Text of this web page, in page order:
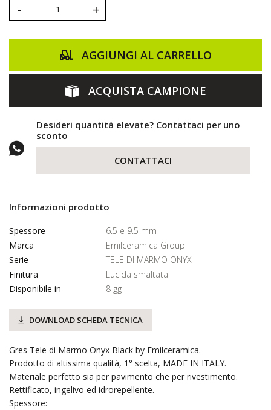
- +
AGGIUNGI AL CARRELLO
ACQUISTA CAMPIONE
Desideri quantità elevate? Contattaci per uno
sconto
CONTATTACI
Informazioni prodotto
Spessore
6.5 e 9.5 mm
Marca
Emilceramica Group
Serie
TELE DI MARMO ONYX
Finitura
Lucida smaltata
Disponibile in
8 gg
DOWNLOAD SCHEDA TECNICA
Gres Tele di Marmo Onyx Black by Emilceramica.
Prodotto di altissima qualità, 1° scelta, MADE IN ITALY.
Materiale perfetto sia per pavimento che per rivestimento.
Rettificato, ingelivo ed idrorepellente.
Spessore: